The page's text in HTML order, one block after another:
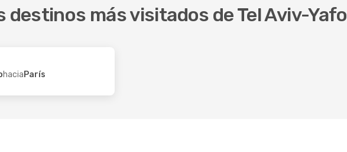
destinos más visitados de Tel Aviv-Yafo
haciaParís